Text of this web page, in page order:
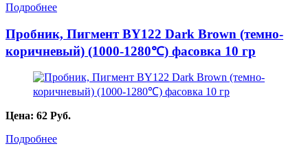
Подробнее
Пробник, Пигмент BY122 Dark Brown (темно-
коричневый) (1000-1280℃) фасовка 10 гр
Цена: 62 Руб.
Подробнее